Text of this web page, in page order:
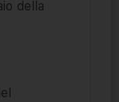
della